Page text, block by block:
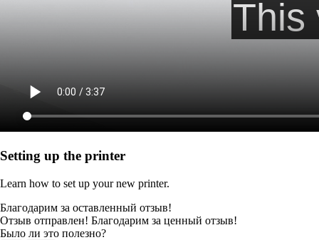
Setting up the printer
Learn how to set up your new printer.
Благодарим за оставленный отзыв!
Отзыв отправлен! Благодарим за ценный отзыв!
Было ли это полезно?